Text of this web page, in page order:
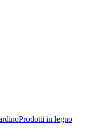
Prodotti in legno